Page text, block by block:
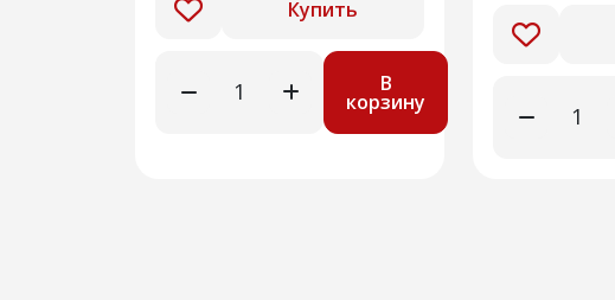
Купить
В
корзину